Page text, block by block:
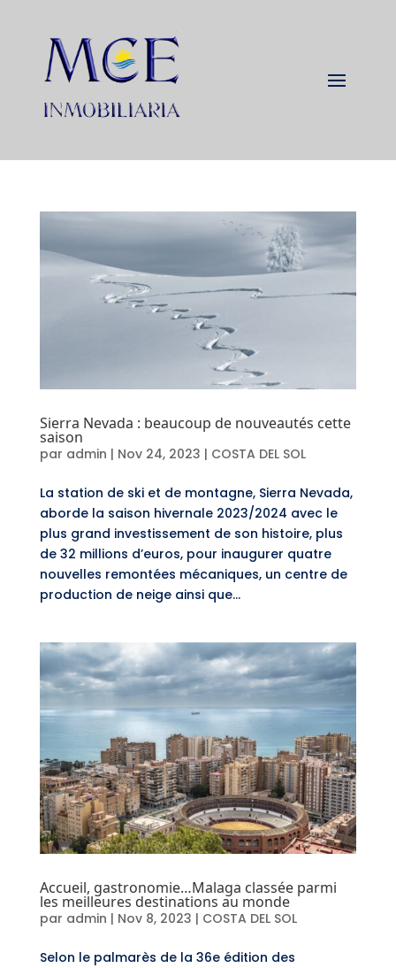
Sierra Nevada : beaucoup de nouveautés cette
saison
par admin | Nov 24, 2023 | COSTA DEL SOL
La station de ski et de montagne, Sierra Nevada,
aborde la saison hivernale 2023/2024 avec le
plus grand investissement de son histoire, plus
de 32 millions d’euros, pour inaugurer quatre
nouvelles remontées mécaniques, un centre de
production de neige ainsi que...
Accueil, gastronomie…Malaga classée parmi
les meilleures destinations au monde
par admin | Nov 8, 2023 | COSTA DEL SOL
Selon le palmarès de la 36e édition des